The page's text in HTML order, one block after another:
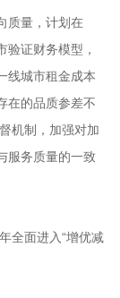
质量，计划在
证财务模型，
线城市租金成本
在的品质参差不
机制，加强对加
服务质量的一致
全面进入“增优减